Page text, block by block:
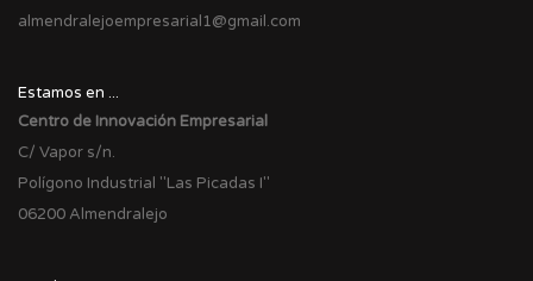
almendralejoempresarial1@gmail.com
Estamos en ...
Centro de Innovación Empresarial
C/ Vapor s/n.
Polígono Industrial "Las Picadas I"
06200 Almendralejo